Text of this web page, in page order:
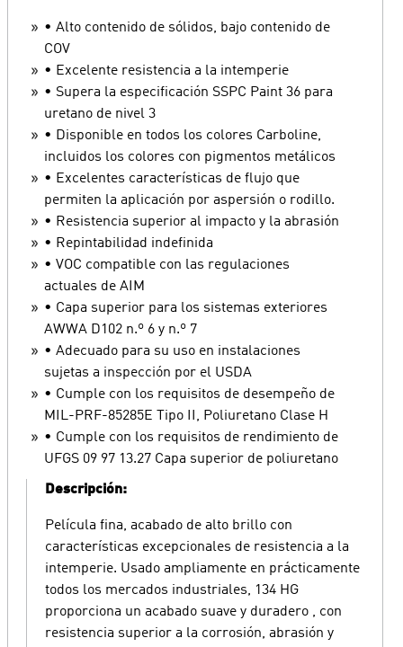
• Alto contenido de sólidos, bajo contenido de
COV
• Excelente resistencia a la intemperie
• Supera la especificación SSPC Paint 36 para
uretano de nivel 3
• Disponible en todos los colores Carboline,
incluidos los colores con pigmentos metálicos
• Excelentes características de flujo que
permiten la aplicación por aspersión o rodillo.
• Resistencia superior al impacto y la abrasión
• Repintabilidad indefinida
• VOC compatible con las regulaciones
actuales de AIM
• Capa superior para los sistemas exteriores
AWWA D102 n.º 6 y n.º 7
• Adecuado para su uso en instalaciones
sujetas a inspección por el USDA
• Cumple con los requisitos de desempeño de
MIL-PRF-85285E Tipo II, Poliuretano Clase H
• Cumple con los requisitos de rendimiento de
UFGS 09 97 13.27 Capa superior de poliuretano
Descripción:
Película fina, acabado de alto brillo con
características excepcionales de resistencia a la
intemperie. Usado ampliamente en prácticamente
todos los mercados industriales, 134 HG
proporciona un acabado suave y duradero , con
resistencia superior a la corrosión, abrasión y